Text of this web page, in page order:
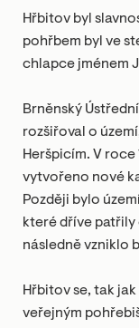
Hřbitov byl
pohřbem byl ve
chlapce jménem
Brněnský
rozšiřoval o
Heršpicím. V roce
vytvořeno nové
Později bylo
které dříve
následně vzniklo
Hřbitov se, tak
veřejným